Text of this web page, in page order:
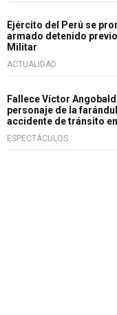
Ejército del Perú se
armado detenido
Militar
ACTUALIDAD
Fallece Víctor
personaje de la
accidente de tránsito
ESPECTÁCULOS